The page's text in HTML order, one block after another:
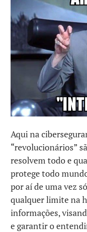
Aqui na
“revolucionários”
resolvem todo e
protege todo
por aí de uma vez
qualquer limite na
informações,
e garantir o